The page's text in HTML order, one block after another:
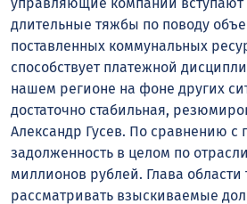
длительные тяжбы по поводу
поставленных коммунальных
способствует платежной
нашем регионе на фоне других
достаточно стабильная,
Александр Гусев. По сравнению
задолженность в целом по
миллионов рублей. Глава
рассматривать взыскиваемые